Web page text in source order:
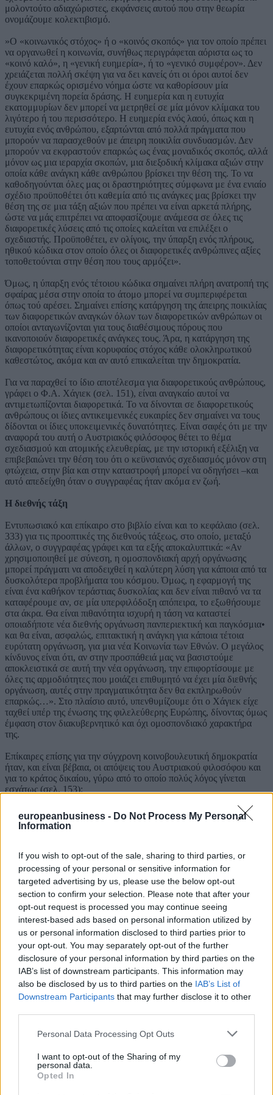
europeanbusiness - Do Not Process My Personal
Information
If you wish to opt-out of the sale, sharing to third parties, or
processing of your personal or sensitive information for
targeted advertising by us, please use the below opt-out
section to confirm your selection. Please note that after your
opt-out request is processed you may continue seeing
interest-based ads based on personal information utilized by
us or personal information disclosed to third parties prior to
your opt-out. You may separately opt-out of the further
disclosure of your personal information by third parties on the
IAB’s list of downstream participants. This information may
also be disclosed by us to third parties on the IAB’s List of
Downstream Participants that may further disclose it to other
Personal Data Processing Opt Outs
I want to opt-out of the Sharing of my
personal data.
Opted In
μολοντούτο αδιαχώριστες, εκφάνσεις αυτού που στην θεωρία
ονομάζουμε κολεκτιβισμό.
»Ο «κοινωνικός στόχος» ή ο «κοινός σκοπός» για τον οποίο πρέπει
να οργανωθεί η κοινωνία, συνήθως περιγράφεται αόριστα ως το
«κοινό καλό», η «γενική ευημερία», ή το «γενικό συμφέρον». Δεν
χρειάζεται πολλή σκέψη για να δει κανείς ότι οι όροι αυτοί δεν
έχουν επαρκώς ορισμένο νόημα ώστε να καθορίσουν μία
συγκεκριμένη πορεία δράσης. Η ευημερία και η ευτυχία
εκατομμυρίων δεν μπορεί να μετρηθεί σε μία μόνον κλίμακα του
λιγότερο ή του περισσότερο. Η ευημερία ενός λαού, όπως και η
ευτυχία ενός ανθρώπου, εξαρτώνται από πολλά πράγματα που
μπορούν να παρασχεθούν με άπειρη ποικιλία συνδυασμών. Δεν
μπορούν να εκφραστούν επαρκώς ως ένας μοναδικός σκοπός, αλλά
μόνον ως μια ιεραρχία σκοπών, μια διεξοδική κλίμακα αξιών στην
οποία κάθε ανάγκη κάθε ανθρώπου βρίσκει την θέση της. Το να
καθοδηγούνται όλες μας οι δραστηριότητες σύμφωνα με ένα ενιαίο
σχέδιο προϋποθέτει ότι καθεμία από τις ανάγκες μας βρίσκει την
θέση της σε μια τάξη αξιών που πρέπει να είναι αρκετά πλήρης,
ώστε να μάς επιτρέπει να αποφασίζουμε ανάμεσα σε όλες τις
διαφορετικές λύσεις από τις οποίες καλείται να επιλέξει ο
σχεδιαστής. Προϋποθέτει, εν ολίγοις, την ύπαρξη ενός πλήρους,
ηθικού κώδικα στον οποίο όλες οι διαφορετικές ανθρώπινες αξίες
τοποθετούνται στην θέση που τους αρμόζει».
Όμως, η ύπαρξη ενός τέτοιου κώδικα σημαίνει πλήρη ανατροπή της
σφαίρας μέσα στην οποία το άτομο μπορεί να συμπεριφέρεται
όπως τού αρέσει. Σημαίνει επίσης κατάργηση της άπειρης ποικιλίας
των διαφορετικών αναγκών όλων των διαφορετικών ανθρώπων οι
οποίοι ανταγωνίζονται για τους διαθέσιμους πόρους που
ικανοποιούν διαφορετικές ανάγκες τους. Άρα, η κατάργηση της
διαφορετικότητας είναι κορυφαίος στόχος κάθε ολοκληρωτικού
καθεστώτος, ακόμα και αν αυτό επικαλείται την δημοκρατία.
Για να παραχθεί το ίδιο αποτέλεσμα για διαφορετικούς ανθρώπους,
γράφει ο Φ.Α. Χάγιεκ (σελ. 151), είναι αναγκαίο αυτοί να
αντιμετωπίζονται διαφορετικά. Το να δίνονται σε διαφορετικούς
ανθρώπους οι ίδιες αντικειμενικές ευκαιρίες δεν σημαίνει να τους
δίδονται οι ίδιες υποκειμενικές δυνατότητες. Είναι σαφές ότι με την
αναφορά του αυτή ο Αυστριακός φιλόσοφος θέτει το θέμα
σχεδιασμού και ατομικής ελευθερίας, με την ιστορική εξέλιξη να
επιβεβαιώνει την θέση του ότι ο κεϋνσιανός σχεδιασμός μόνον στη
φτώχεια, στην βία και στην καταστροφή μπορεί να οδηγήσει –και
αυτό απεδείχθη όταν ο συγγραφέας ήταν ακόμα εν ζωή.
Η διεθνής τάξη
Εντυπωσιακό και επίκαιρο στο βιβλίο είναι και το κεφάλαιο (σελ.
333) για τις προοπτικές της διεθνούς τάξεως, στο οποίο, μεταξύ
άλλων, ο συγγραφέας γράφει και τα εξής αποκαλυπτικά: «Αν
χρησιμοποιηθεί με σύνεση, η ομοσπονδιακή αρχή οργάνωσης
μπορεί πράγματι να αποδειχθεί η καλύτερη λύση για κάποια από τα
δυσκολότερα προβλήματα του κόσμου. Όμως, η εφαρμογή της
είναι ένα καθήκον τεράστιας δυσκολίας και δεν είναι πιθανό να τα
καταφέρουμε αν, σε μία υπερφιλόδοξη απόπειρα, το εξωθήσουμε
στα άκρα. Θα είναι πιθανότητα ισχυρή η τάση να καταστεί
οποιαδήποτε νέα διεθνής οργάνωση πανπεριεκτική και παγκόσμια•
και θα είναι, ασφαλώς, επιτακτική η ανάγκη για κάποια τέτοια
ευρύτατη οργάνωση, για μια νέα Κοινωνία των Εθνών. Ο μεγάλος
κίνδυνος είναι ότι, αν στην προσπάθειά μας να βασιστούμε
αποκλειστικά σε αυτή την νέα οργάνωση, την επιφορτίσουμε με
όλες τις αρμοδιότητες που μοιάζει επιθυμητό να έχει μία διεθνής
οργάνωση, αυτές στην πραγματικότητα δεν θα εκπληρωθούν
επαρκώς…». Στο πλαίσιο αυτό, υπενθυμίζουμε ότι ο Χάγιεκ είχε
ταχθεί υπέρ της ένωσης της φιλελεύθερης Ευρώπης, δίνοντας όμως
έμφαση στον διακυβερνητικό και όχι ομοσπονδιακό χαρακτήρα
της.
Επίκαιρες επίσης για την σύγχρονη κοινοβουλευτική δημοκρατία
ήταν, και είναι βέβαια, οι απόψεις του Αυστριακού φιλοσόφου και
για το κράτος δικαίου, γύρω από το οποίο πολύς λόγος γίνεται
εσχάτως (σελ. 153):
«Για να είναι αποτελεσματικό το κράτος δικαίου, είναι
σημαντικότερο να υπάρχει ένας κανόνας που εφαρμόζεται πάντα,
ίδιος ο κανόνας ισχύει για όλους. Για να επιστρέψουμε σε ένα
προηγούμενο παράδειγμα: δεν έχει σημασία αν οδηγούμε στην
αριστερή ή στην δεξιά πλευρά του δρόμου, αρκεί να κάνουμε όλοι
το ίδιο. Το σημαντικό είναι ότι ο κανόνας μάς επιτρέπει να
προβλέπουμε ορθά την συμπεριφορά των άλλων και αυτό
προϋποθέτει να εφαρμόζεται σε όλες τις περιπτώσεις –έστω και αν
σε κάποια συγκεκριμένη περίπτωση τον θεωρούμε άδικο.
»Η σύγκρουση ανάμεσα σε τυπική δικαιοσύνη και τυπική ισότητα
ενώπιον του νόμου, αφ’ ενός, και στις απόπειρες υλοποίησης
ποικίλων ιδεωδών ουσιαστικής δικαιοσύνης και ισότητας, αφ’
ετέρου, εξηγεί επίσης την ευρέως διαδεδομένη σύγχυση σχετικά
με την έννοια του «προνομίου» και την συνακόλουθη κατάχρηση
της τελευταίας. Θα αναφέρουμε μόνο το σημαντικότερο
αν, για παράδειγμα, όπως συνέβαινε μερικές φορές στο παρελθόν,
η έγγεια ιδιοκτησία περιοριζόταν αποκλειστικά σε μέλη της
αριστοκρατίας. Και είναι προνόμιο αν, όπως συμβαίνει στην εποχή
μας, το δικαίωμα παραγωγής ή πώλησης συγκεκριμένων
πραγμάτων περιορίζεται αποκλειστικά σε συγκεκριμένους